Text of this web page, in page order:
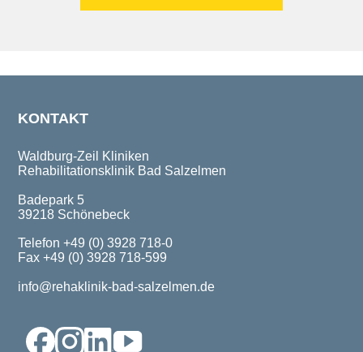
KONTAKT
Waldburg-Zeil Kliniken
Rehabilitationsklinik Bad Salzelmen
Badepark 5
39218 Schönebeck
Telefon +49 (0) 3928 718-0
Fax +49 (0) 3928 718-599
info@rehaklinik-bad-salzelmen.de